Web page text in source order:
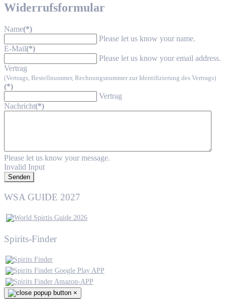
Widerrufsformular
Name(*)
Please let us know your name.
E-Mail(*)
Please let us know your email address.
Vertrag
(Vertrags, Bestellnummer, Rechnungsnummer zur Identifizierung des Vertrags)
(*)
Vertrag
Nachricht(*)
Please let us know your message.
Invalid Input
Senden
WSA GUIDE 2027
Spirits-Finder
×